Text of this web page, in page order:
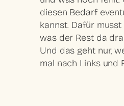
diesen Bedarf
kannst. Dafür
was der Rest da
Und das geht nur,
mal nach Links und